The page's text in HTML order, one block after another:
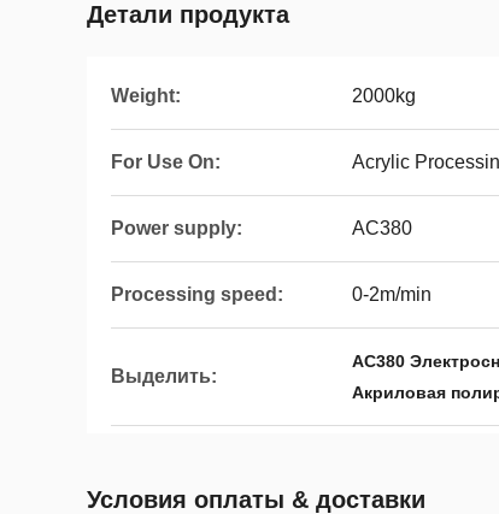
Детали продукта
Weight: 2000kg
For Use On: Acrylic
Power supply: AC380
Processing speed: 0-2m/min
Выделить:
AC380
Акриловая
Условия оплаты & доставки